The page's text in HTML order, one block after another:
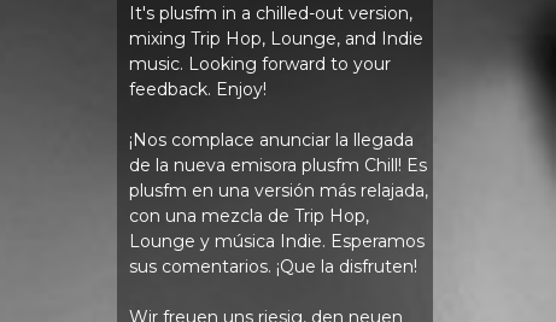
It's plusfm in a chilled-out version,
mixing Trip Hop, Lounge, and Indie
music. Looking forward to your
feedback. Enjoy!
¡Nos complace anunciar la llegada
de la nueva emisora ​​plusfm Chill! Es
plusfm en una versión más relajada,
con una mezcla de Trip Hop,
Lounge y música Indie. Esperamos
sus comentarios. ¡Que la disfruten!
Wir freuen uns riesig, den neuen